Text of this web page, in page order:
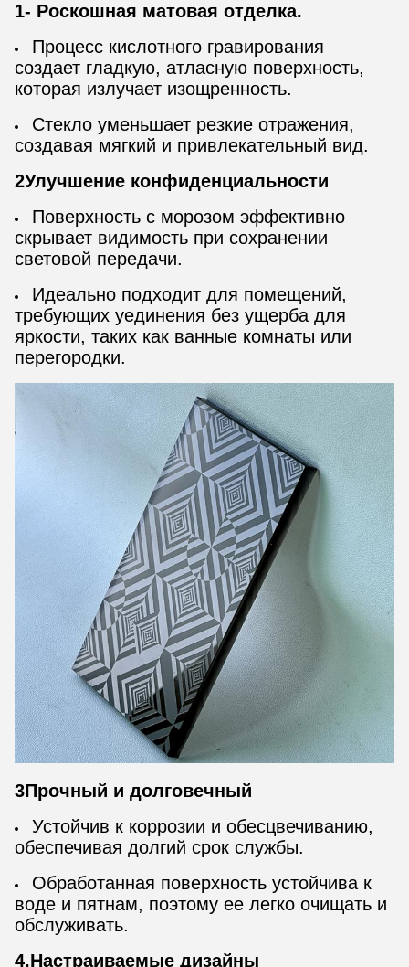
1- Роскошная матовая отделка.
Процесс кислотного гравирования
создает гладкую, атласную поверхность,
которая излучает изощренность.
Стекло уменьшает резкие отражения,
создавая мягкий и привлекательный вид.
2Улучшение конфиденциальности
Поверхность с морозом эффективно
скрывает видимость при сохранении
световой передачи.
Идеально подходит для помещений,
требующих уединения без ущерба для
яркости, таких как ванные комнаты или
перегородки.
3Прочный и долговечный
Устойчив к коррозии и обесцвечиванию,
обеспечивая долгий срок службы.
Обработанная поверхность устойчива к
воде и пятнам, поэтому ее легко очищать и
обслуживать.
4.Настраиваемые дизайны